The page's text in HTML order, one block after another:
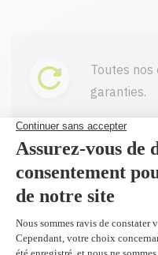
Toutes nos
garanties.
Livraison
100$ CAD